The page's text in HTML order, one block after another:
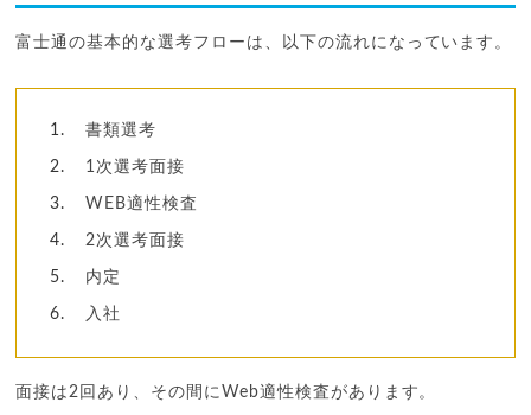
富士通の基本的な選考フローは、以下の流れになっています。
書類選考
1次選考面接
WEB適性検査
2次選考面接
内定
入社
面接は2回あり、その間にWeb適性検査があります。